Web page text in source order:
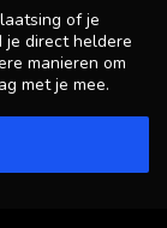
of je
je direct heldere
manieren om
met je mee.